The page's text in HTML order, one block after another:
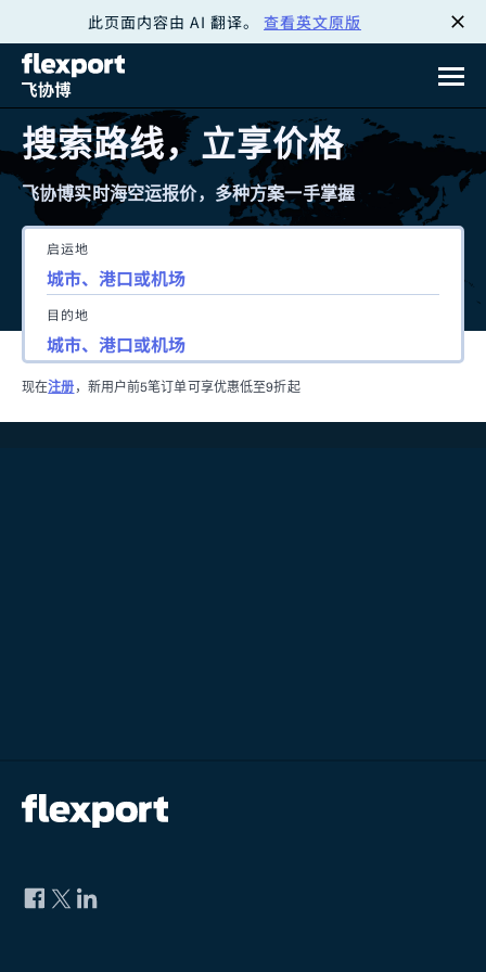
此页面内容由 AI 翻译。 查看英文原版
搜索路线，立享价格
飞协博实时海空运报价，多种方案一手掌握
启运地
目的地
现在注册 ，新用户前5笔订单可享优惠低至9折起